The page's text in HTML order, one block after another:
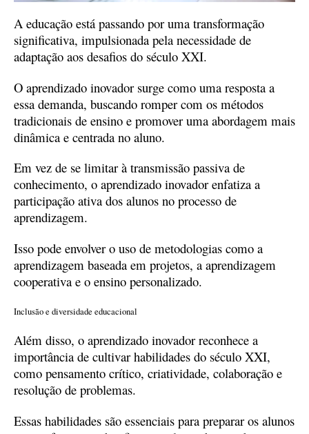
A educação está passando por uma transformação
significativa, impulsionada pela necessidade de
adaptação aos desafios do século XXI.
O aprendizado inovador surge como uma resposta a
essa demanda, buscando romper com os métodos
tradicionais de ensino e promover uma abordagem mais
dinâmica e centrada no aluno.
Em vez de se limitar à transmissão passiva de
conhecimento, o aprendizado inovador enfatiza a
participação ativa dos alunos no processo de
aprendizagem.
Isso pode envolver o uso de metodologias como a
aprendizagem baseada em projetos, a aprendizagem
cooperativa e o ensino personalizado.
Inclusão e diversidade educacional
Além disso, o aprendizado inovador reconhece a
importância de cultivar habilidades do século XXI,
como pensamento crítico, criatividade, colaboração e
resolução de problemas.
Essas habilidades são essenciais para preparar os alunos